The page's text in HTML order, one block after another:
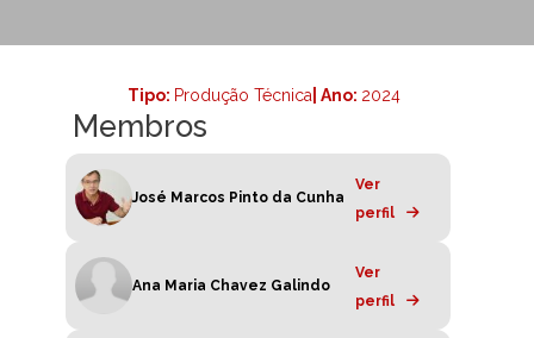
Tipo: Produção Técnica | Ano: 2024
Membros
José Marcos Pinto da Cunha
Ver
perfil
Ana Maria Chavez Galindo
Ver
perfil